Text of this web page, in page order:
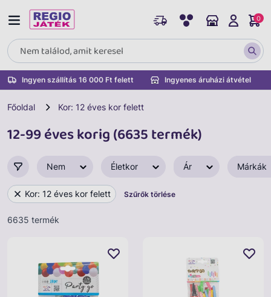
Ingyen szállítás 16 000 Ft felett Ingyenes áruházi átvétel
0
Főoldal Kor: 12 éves kor felett
12-99 éves korig (6635 termék)
Nem Életkor Ár Márkák
Kor: 12 éves kor felett Szűrők törlése
6635 termék